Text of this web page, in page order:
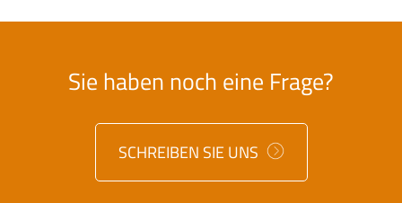
Sie haben noch eine Frage?
SCHREIBEN SIE UNS